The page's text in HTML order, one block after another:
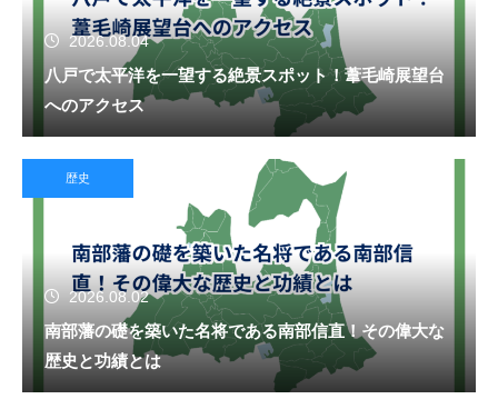
2026.08.04
八戸で太平洋を一望する絶景スポット！葦毛崎展望台
へのアクセス
歴史
2026.08.02
南部藩の礎を築いた名将である南部信直！その偉大な
歴史と功績とは